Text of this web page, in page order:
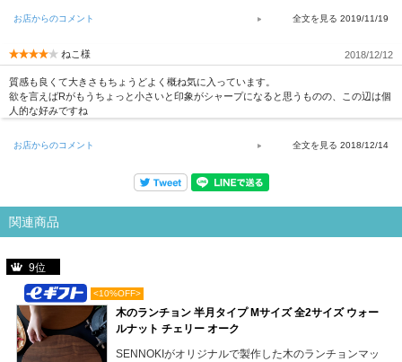
お店からのコメント 2019/11/19
ねこ様 2018/12/12
質感も良くて大きさもちょうどよく概ね気に入っています。
欲を言えばRがもうちょっと小さいと印象がシャープになると思うものの、この辺は個
人的な好みですね
お店からのコメント 2018/12/14
関連商品
9位
<10%OFF>
木のランチョン 半月タイプ Mサイズ 全2サイズ ウォー
ルナット チェリー オーク
SENNOKIがオリジナルで製作した木のランチョンマッ